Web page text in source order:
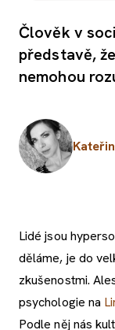
Člověk v
představě,
nemohou
Lidé jsou
děláme, je do
zkušenostmi.
psychologie na
Podle něj nás